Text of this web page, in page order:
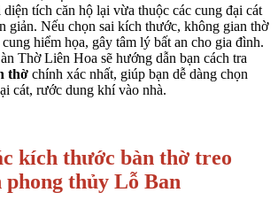
tích căn hộ lại vừa thuộc các cung đại cát
giản. Nếu chọn sai kích thước, không gian thờ
hiểm họa, gây tâm lý bất an cho gia đình.
Thờ Liên Hoa sẽ hướng dẫn bạn cách tra
thờ chính xác nhất, giúp bạn dễ dàng chọn
cát, rước dung khí vào nhà.
kích thước bàn thờ treo
phong thủy Lỗ Ban